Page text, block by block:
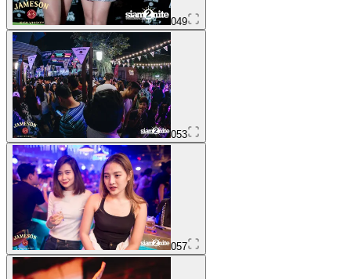
049
053
057